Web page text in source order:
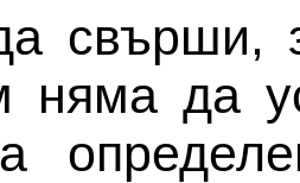
свърши,
няма да